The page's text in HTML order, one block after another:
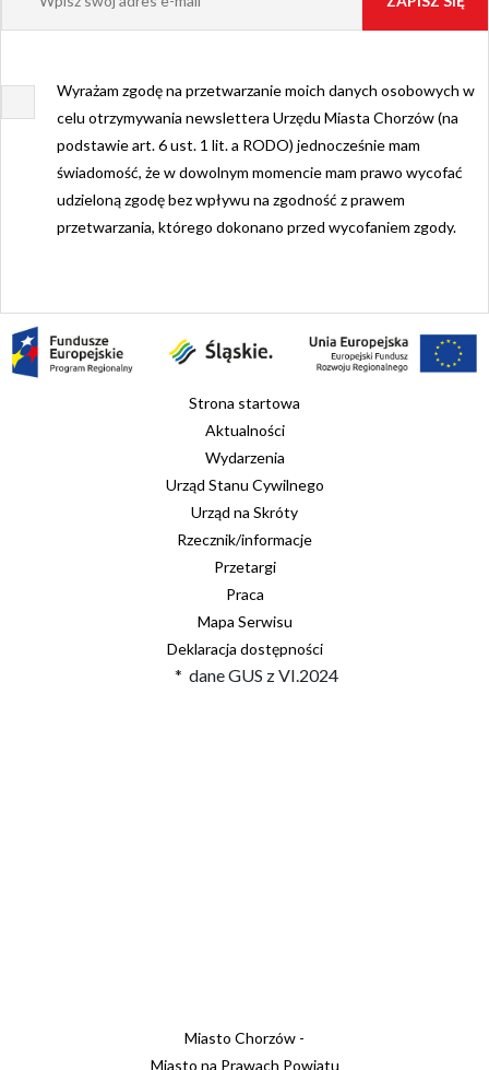
Wyrażam zgodę na przetwarzanie moich danych osobowych w
celu otrzymywania newslettera Urzędu Miasta Chorzów (na
podstawie art. 6 ust. 1 lit. a RODO) jednocześnie mam
świadomość, że w dowolnym momencie mam prawo wycofać
udzieloną zgodę bez wpływu na zgodność z prawem
przetwarzania, którego dokonano przed wycofaniem zgody.
Strona startowa
Aktualności
Wydarzenia
Urząd Stanu Cywilnego
Urząd na Skróty
Rzecznik/informacje
Przetargi
Praca
Mapa Serwisu
Deklaracja dostępności
* dane GUS z VI.2024
Miasto Chorzów -
Miasto na Prawach Powiatu